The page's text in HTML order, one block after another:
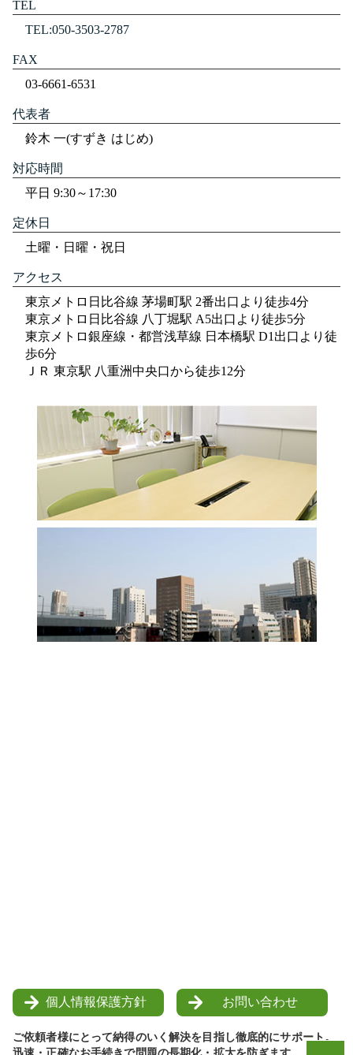
TEL
TEL:050-3503-2787
FAX
03-6661-6531
代表者
鈴木 一(すずき はじめ)
対応時間
平日 9:30～17:30
定休日
土曜・日曜・祝日
アクセス
東京メトロ日比谷線 茅場町駅 2番出口より徒歩4分
東京メトロ日比谷線 八丁堀駅 A5出口より徒歩5分
東京メトロ銀座線・都営浅草線 日本橋駅 D1出口より徒
歩6分
ＪＲ 東京駅 八重洲中央口から徒歩12分
個人情報保護方針 お問い合わせ
ご依頼者様にとって納得のいく解決を目指し徹底的にサポート。
迅速・正確なお手続きで問題の長期化・拡大を防ぎます。